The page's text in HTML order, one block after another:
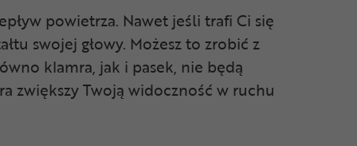
powietrza. Nawet jeśli trafi Ci się
swojej głowy. Możesz to zrobić z
klamra, jak i pasek, nie będą
zwiększy Twoją widoczność w ruchu